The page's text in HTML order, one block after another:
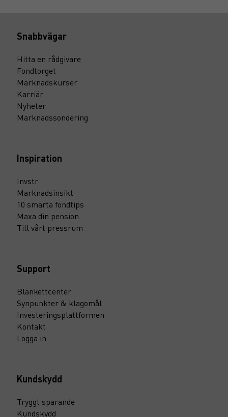
Snabbvägar
Hitta en rådgivare
Fondtorget
Marknadskurser
Karriär
Nyheter
Marknadssondering
Inspiration
Invstr
Marknadsinsikt
10 smarta fondtips
Maxa din pension
Till vårt pressrum
Support
Blankettcenter
Synpunkter & klagomål
Investeringsplattformen
Kontakt
Logga in
Kundskydd
Tryggt sparande
Kundskydd